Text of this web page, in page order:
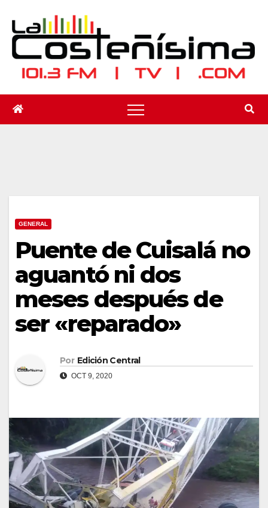
contenido
GENERAL
Puente de Cuisalá no
aguantó ni dos
meses después de
ser «reparado»
Por Edición Central
OCT 9, 2020